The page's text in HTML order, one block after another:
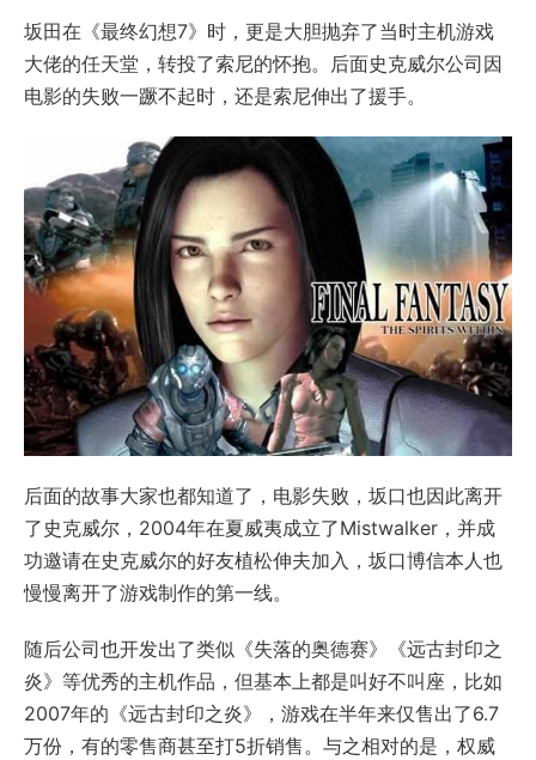
坂田在《最终幻想7》时，更是大胆抛弃了当时主机游戏
大佬的任天堂，转投了索尼的怀抱。后面史克威尔公司因
电影的失败一蹶不起时，还是索尼伸出了援手。
后面的故事大家也都知道了，电影失败，坂口也因此离开
了史克威尔，2004年在夏威夷成立了Mistwalker，并成
功邀请在史克威尔的好友植松伸夫加入，坂口博信本人也
慢慢离开了游戏制作的第一线。
随后公司也开发出了类似《失落的奥德赛》《远古封印之
炎》等优秀的主机作品，但基本上都是叫好不叫座，比如
2007年的《远古封印之炎》，游戏在半年来仅售出了6.7
万份，有的零售商甚至打5折销售。与之相对的是，权威